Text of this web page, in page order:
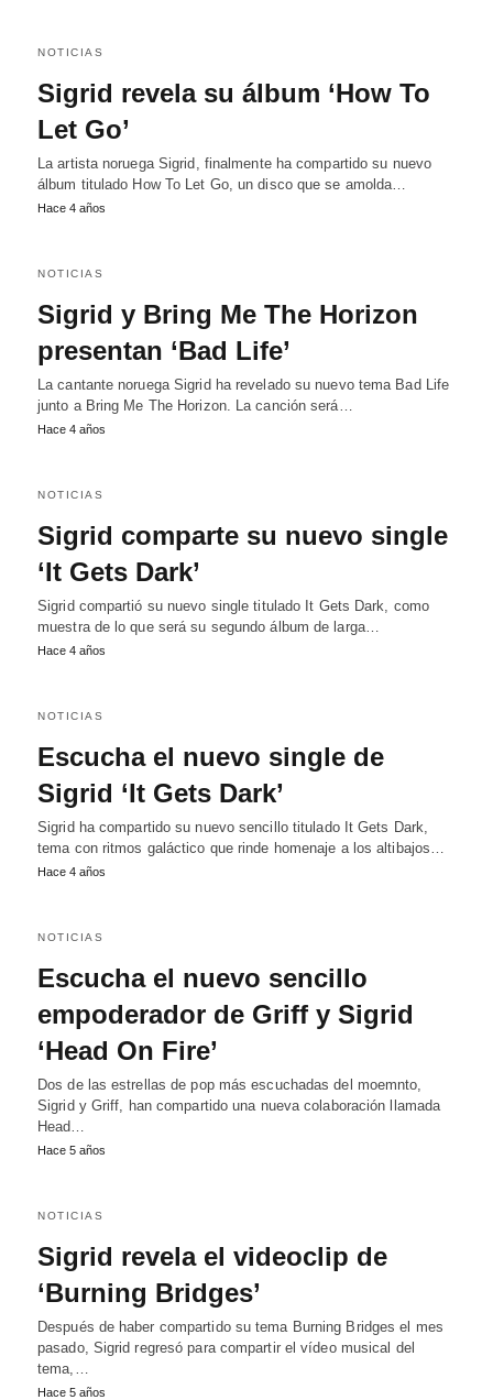
NOTICIAS
Sigrid revela su álbum ‘How To
Let Go’
La artista noruega Sigrid, finalmente ha compartido su nuevo
álbum titulado How To Let Go, un disco que se amolda…
Hace 4 años
NOTICIAS
Sigrid y Bring Me The Horizon
presentan ‘Bad Life’
La cantante noruega Sigrid ha revelado su nuevo tema Bad Life
junto a Bring Me The Horizon. La canción será…
Hace 4 años
NOTICIAS
Sigrid comparte su nuevo single
‘It Gets Dark’
Sigrid compartió su nuevo single titulado It Gets Dark, como
muestra de lo que será su segundo álbum de larga…
Hace 4 años
NOTICIAS
Escucha el nuevo single de
Sigrid ‘It Gets Dark’
Sigrid ha compartido su nuevo sencillo titulado It Gets Dark,
tema con ritmos galáctico que rinde homenaje a los altibajos…
Hace 4 años
NOTICIAS
Escucha el nuevo sencillo
empoderador de Griff y Sigrid
‘Head On Fire’
Dos de las estrellas de pop más escuchadas del moemnto,
Sigrid y Griff, han compartido una nueva colaboración llamada
Head…
Hace 5 años
NOTICIAS
Sigrid revela el videoclip de
‘Burning Bridges’
Después de haber compartido su tema Burning Bridges el mes
pasado, Sigrid regresó para compartir el vídeo musical del
tema,…
Hace 5 años